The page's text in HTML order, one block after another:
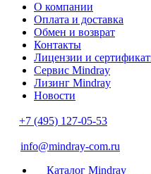
О компании
Оплата и доставка
Обмен и возврат
Контакты
Лицензии и
Сервис Mindray
Лизинг Mindray
Новости
+7 (495) 127-05-53
info@mindray-com.ru
Каталог Mindray